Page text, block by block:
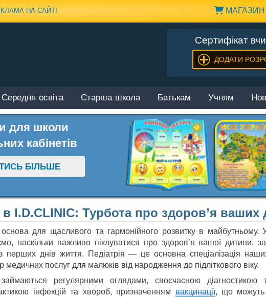
МАГАЗИН
НА САЙТІ
Сертифікат
ДОДАТИ
Середня освіта Старша школа Батькам Учням
для школи
кабінетів
БІЛЬШЕ
в I.D.CLINIC: Турбота про здоров’я ваших
для щасливого та гармонійного розвитку в майбутньому. У
наскільки важливо піклуватися про здоров’я вашої дитини,
перших днів життя. Педіатрія — це основна спеціалізація
послуг для малюків від народження до підліткового віку.
регулярними оглядами, своєчасною діагностикою
інфекцій та хвороб, призначенням вакцинації, що можуть